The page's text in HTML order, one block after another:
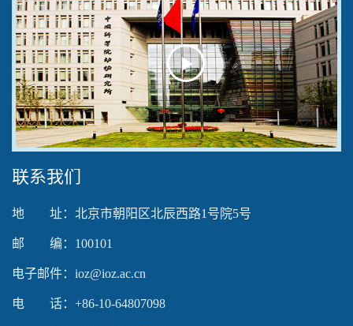
Play
Video
联系我们
地 址：北京市朝阳区北辰西路1号院5号
邮 编：100101
电子邮件：ioz@ioz.ac.cn
电 话：+86-10-64807098